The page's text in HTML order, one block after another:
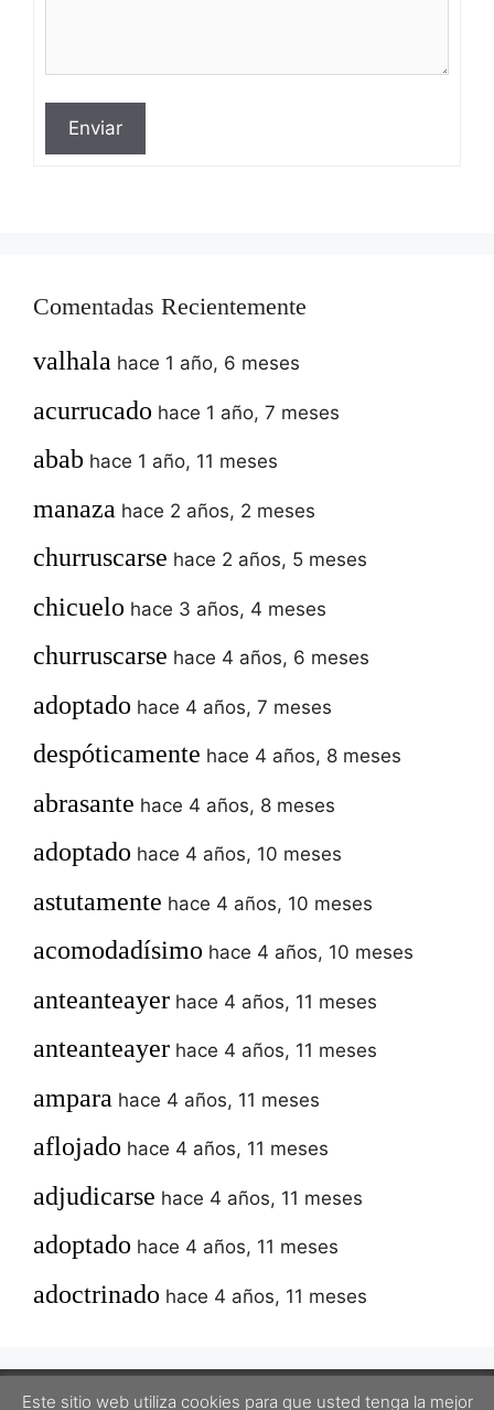
Enviar
Comentadas Recientemente
valhala hace 1 año, 6 meses
acurrucado hace 1 año, 7 meses
abab hace 1 año, 11 meses
manaza hace 2 años, 2 meses
churruscarse hace 2 años, 5 meses
chicuelo hace 3 años, 4 meses
churruscarse hace 4 años, 6 meses
adoptado hace 4 años, 7 meses
despóticamente hace 4 años, 8 meses
abrasante hace 4 años, 8 meses
adoptado hace 4 años, 10 meses
astutamente hace 4 años, 10 meses
acomodadísimo hace 4 años, 10 meses
anteanteayer hace 4 años, 11 meses
anteanteayer hace 4 años, 11 meses
ampara hace 4 años, 11 meses
aflojado hace 4 años, 11 meses
adjudicarse hace 4 años, 11 meses
adoptado hace 4 años, 11 meses
adoctrinado hace 4 años, 11 meses
Este sitio web utiliza cookies para que usted tenga la mejor